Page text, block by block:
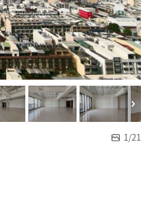
1/21